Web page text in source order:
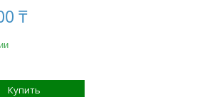
₸
Купить